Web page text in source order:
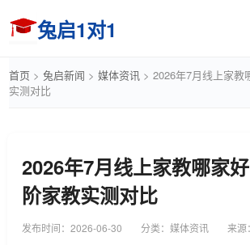
兔启1对1
首页 > 兔启新闻 > 媒体资讯 > 2026年7月线上家教
实测对比
2026年7月线上家教哪家
阶家教实测对比
发布时间： 2026-06-30 分类：媒体资讯 来源